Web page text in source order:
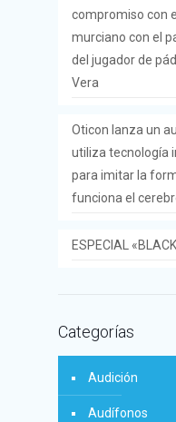
compromiso con
murciano con el
del jugador de
Vera
Oticon lanza un
utiliza tecnología
para imitar la
funciona el
ESPECIAL
Categorías
Audición
Audífonos